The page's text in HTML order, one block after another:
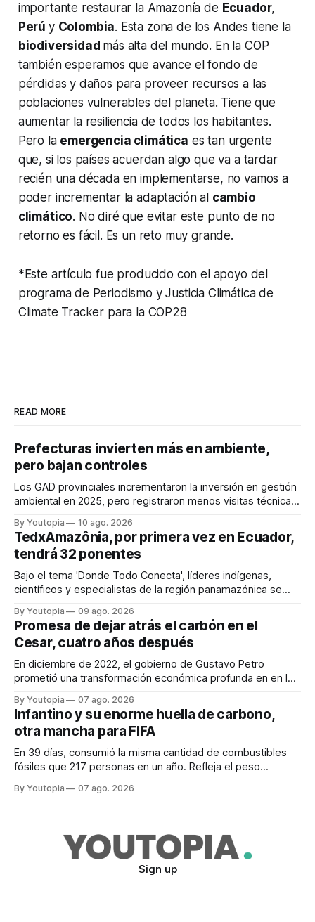
importante restaurar la Amazonía de Ecuador,
Perú y Colombia. Esta zona de los Andes tiene la
biodiversidad más alta del mundo. En la COP
también esperamos que avance el fondo de
pérdidas y daños para proveer recursos a las
poblaciones vulnerables del planeta. Tiene que
aumentar la resiliencia de todos los habitantes.
Pero la emergencia climática es tan urgente
que, si los países acuerdan algo que va a tardar
recién una década en implementarse, no vamos a
poder incrementar la adaptación al cambio
climático. No diré que evitar este punto de no
retorno es fácil. Es un reto muy grande.
*Este artículo fue producido con el apoyo del
programa de Periodismo y Justicia Climática de
Climate Tracker para la COP28
READ MORE
Prefecturas invierten más en ambiente,
pero bajan controles
Los GAD provinciales incrementaron la inversión en gestión
ambiental en 2025, pero registraron menos visitas técnicas
By Youtopia 10 ago. 2026
TedxAmazônia, por primera vez en Ecuador,
tendrá 32 ponentes
Bajo el tema 'Donde Todo Conecta', líderes indígenas,
científicos y especialistas de la región panamazónica se
By Youtopia 09 ago. 2026
Promesa de dejar atrás el carbón en el
Cesar, cuatro años después
En diciembre de 2022, el gobierno de Gustavo Petro
prometió una transformación económica profunda en en la
By Youtopia 07 ago. 2026
Infantino y su enorme huella de carbono,
otra mancha para FIFA
En 39 días, consumió la misma cantidad de combustibles
fósiles que 217 personas en un año. Refleja el peso
By Youtopia 07 ago. 2026
Sign up